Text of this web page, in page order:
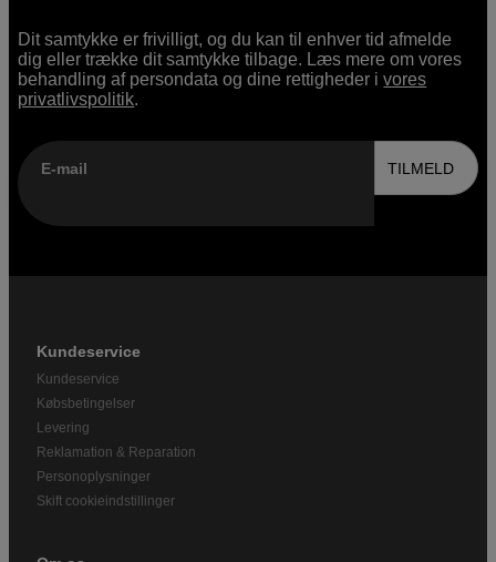
Dit samtykke er frivilligt, og du kan til enhver tid afmelde
dig eller trække dit samtykke tilbage. Læs mere om vores
behandling af persondata og dine rettigheder ivores
privatlivspolitik.
E-mail TILMELD
Kundeservice
Kundeservice
Købsbetingelser
Levering
Reklamation & Reparation
Personoplysninger
Skift cookieindstillinger